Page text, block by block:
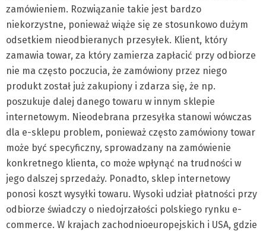
zamówieniem. Rozwiązanie takie jest bardzo
niekorzystne, ponieważ wiąże się ze stosunkowo dużym
odsetkiem nieodbieranych przesyłek. Klient, który
zamawia towar, za który zamierza zapłacić przy odbiorze
nie ma często poczucia, że zamówiony przez niego
produkt został już zakupiony i zdarza się, że np.
poszukuje dalej danego towaru w innym sklepie
internetowym. Nieodebrana przesyłka stanowi wówczas
dla e-sklepu problem, ponieważ często zamówiony towar
może być specyficzny, sprowadzany na zamówienie
konkretnego klienta, co może wpłynąć na trudności w
jego dalszej sprzedaży. Ponadto, sklep internetowy
ponosi koszt wysyłki towaru. Wysoki udział płatności przy
odbiorze świadczy o niedojrzałości polskiego rynku e-
commerce. W krajach zachodnioeuropejskich i USA, gdzie